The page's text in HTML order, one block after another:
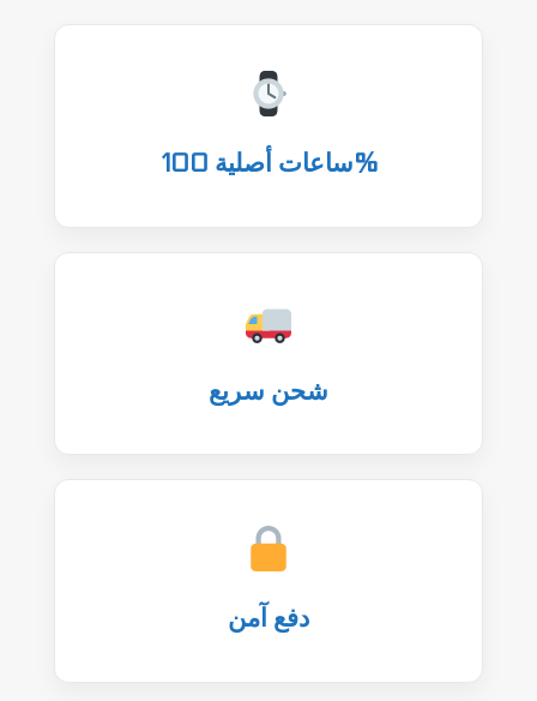
ساعات أصلية 100%
شحن سريع
دفع آمن